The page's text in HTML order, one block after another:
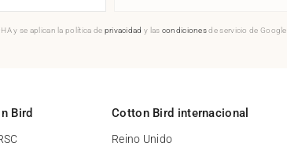
y se aplican la política de privacidad y las condicionesde servicio de Google.
Bird Cotton Bird internacional
Reino Unido